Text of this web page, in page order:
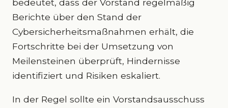
bedeutet, dass der Vorstand regelmäßig
Berichte über den Stand der
Cybersicherheitsmaßnahmen erhält, die
Fortschritte bei der Umsetzung von
Meilensteinen überprüft, Hindernisse
identifiziert und Risiken eskaliert.
In der Regel sollte ein Vorstandsausschuss